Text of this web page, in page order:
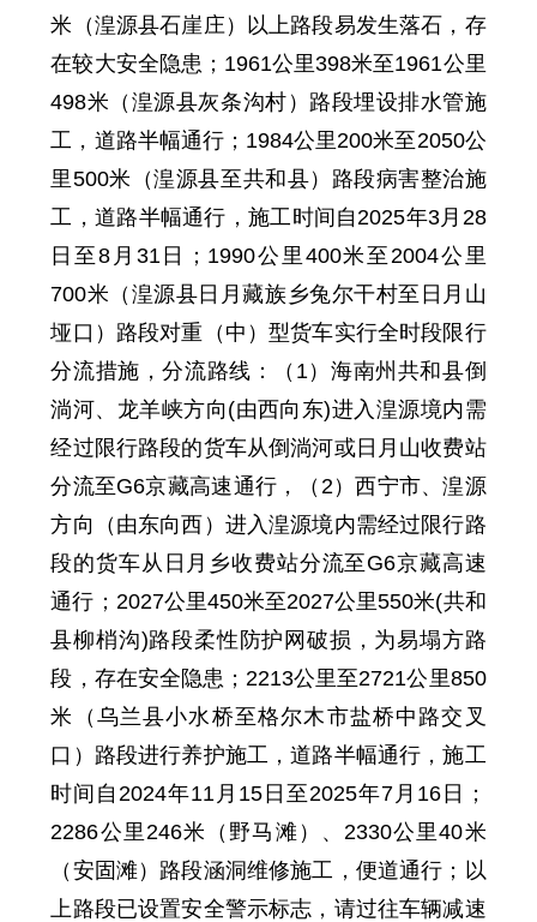
米（湟源县石崖庄）以上路段易发生落石，存
在较大安全隐患；1961公里398米至1961公里
498米 （湟源县灰条沟村）路段埋设排水管施
工，道路半幅通行 ； 1984公里200米至2050公
里500米 （湟源县至共和县）路段病害整治施
工 ，道路半幅通行，施工时间自 2025年3月28
日至8月31日
； 1990公里400米至2004公里
700米（湟源县日月藏族乡兔尔干村至日月山
垭口）路段对重（中）型货车实行全时段限行
分流措施 ，分流路线：（1）海南州共和县倒
淌河、龙羊峡方向(由西向东)进入湟源境内需
经过限行路段的货车从倒淌河或日月山收费站
分流至G6京藏高速通行 ，
（2）西宁市、湟源
方向（由东向西）进入湟源境内需经过限行路
段的货车从日月乡收费站分流至G6京藏高速
通行；2027公里450米至2027公里550米(共和
县柳梢沟)路段柔性防护网破损，为易塌方路
段 ， 存在安全隐患 ；2213公里至2721公里850
米
（ 乌兰县小水桥至格尔木市盐桥中路交叉
口）路段进行养护施工，道路半幅通行，施工
时间自 2024年11月15日至2025年7月16日；
2286公里246米（野马滩）、2330公里40米
（安固滩）路段涵洞维修施工，便道通行； 以
上路段已设置安全警示标志，请过往车辆减速